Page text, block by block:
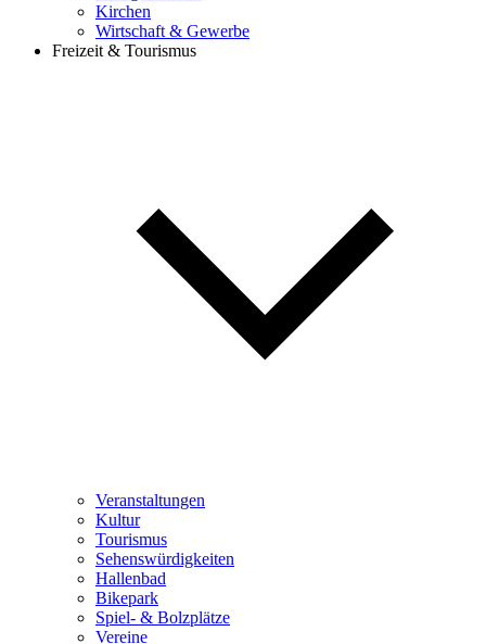
Kirchen
Wirtschaft & Gewerbe
Freizeit & Tourismus
Veranstaltungen
Kultur
Tourismus
Sehenswürdigkeiten
Hallenbad
Bikepark
Spiel- & Bolzplätze
Vereine